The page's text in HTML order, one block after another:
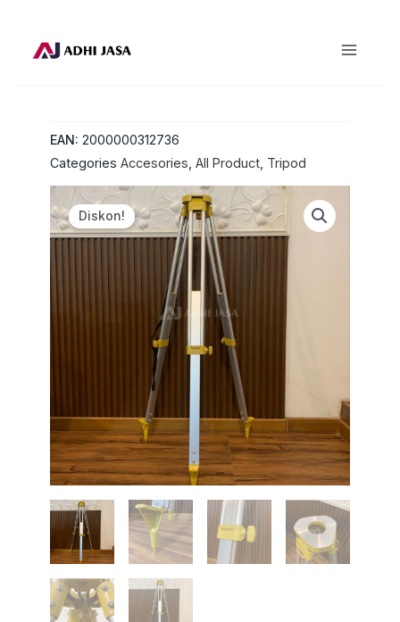
EAN: 2000000312736
Categories Accesories All Product Tripod
Diskon!